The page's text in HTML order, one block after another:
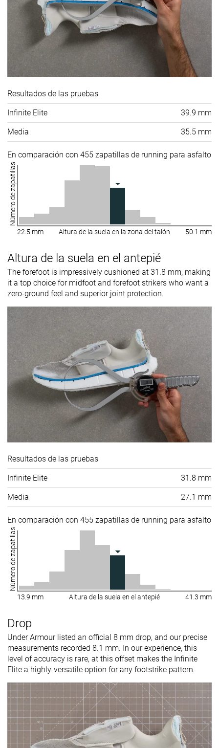
Resultados de las pruebas
Infinite Elite 39.9 mm
Media 35.5 mm
En comparación con 455 zapatillas de running para asfalto
Número de zapatillas
22.5 mm Altura de la suela en la zona del talón 50.1 mm
Altura de la suela en el antepié
The forefoot is impressively cushioned at 31.8 mm, making
it a top choice for midfoot and forefoot strikers who want a
zero-ground feel and superior joint protection.
Resultados de las pruebas
Infinite Elite 31.8 mm
Media 27.1 mm
En comparación con 455 zapatillas de running para asfalto
Número de zapatillas
13.9 mm Altura de la suela en el antepié 41.3 mm
Drop
Under Armour listed an official 8 mm drop, and our precise
measurements recorded 8.1 mm. In our experience, this
level of accuracy is rare, at this offset makes the Infinite
Elite a highly-versatile option for any footstrike pattern.